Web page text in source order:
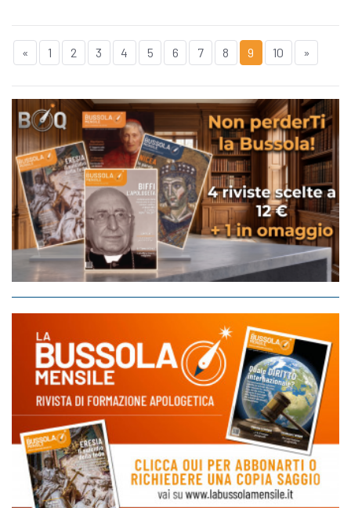
« 1 2 3 4 5 6 7 8 9 10 »